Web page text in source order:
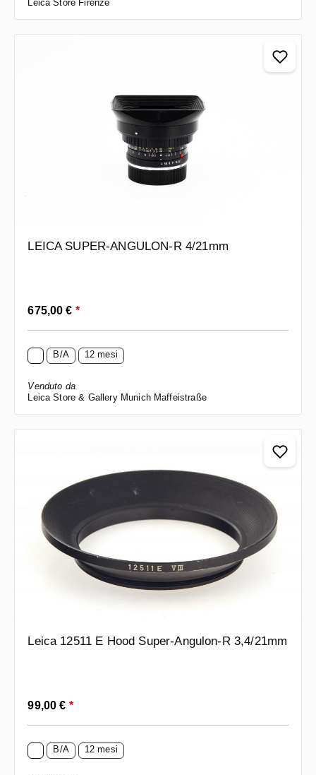
Leica Store Firenze
LEICA SUPER-ANGULON-R 4/21mm
Prezzo normale:
675,00 € *
B/A 12 mesi
Venduto da
Leica Store & Gallery Munich Maffeistraße
Leica 12511 E Hood Super-Angulon-R 3,4/21mm
Prezzo normale:
99,00 € *
B/A 12 mesi